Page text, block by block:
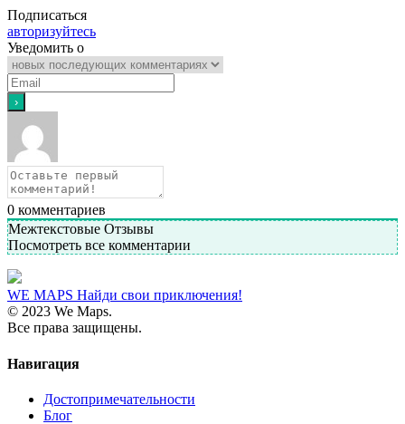
Подписаться
авторизуйтесь
Уведомить о
0 комментариев
Межтекстовые Отзывы
Посмотреть все комментарии
WE MAPS Найди свои приключения!
© 2023 We Maps.
Все права защищены.
Навигация
Достопримечательности
Блог